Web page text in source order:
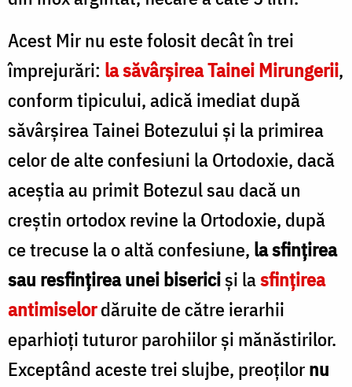
Acest Mir nu este folosit decât în trei
împrejurări: la săvârşirea Tainei Mirungerii,
conform tipicului, adică imediat după
săvârşirea Tainei Botezului şi la primirea
celor de alte confesiuni la Ortodoxie, dacă
aceştia au primit Botezul sau dacă un
creștin ortodox revine la Ortodoxie, după
ce trecuse la o altă confesiune, la sfinţirea
sau resfinţirea unei bisericişi lasfinţirea
antimiselordăruite de către ierarhii
eparhioți tuturor parohiilor şi mănăstirilor.
Exceptând aceste trei slujbe, preoțilornu